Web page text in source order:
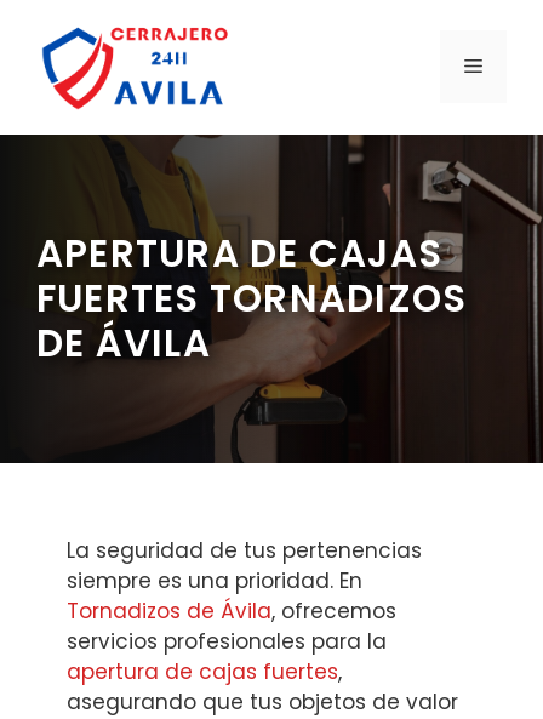
contenido
MENÚ
APERTURA DE CAJAS
FUERTES TORNADIZOS
DE ÁVILA
La seguridad de tus pertenencias
siempre es una prioridad. En
Tornadizos de Ávila, ofrecemos
servicios profesionales para la
apertura de cajas fuertes,
asegurando que tus objetos de valor